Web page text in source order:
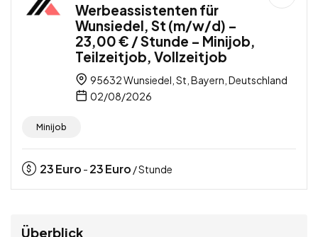
Werbeassistenten für
Wunsiedel, St (m/w/d) –
23,00 € / Stunde – Minijob,
Teilzeitjob, Vollzeitjob
95632 Wunsiedel, St, Bayern, Deutschland
02/08/2026
Minijob
23Euro - 23Euro / Stunde
Überblick